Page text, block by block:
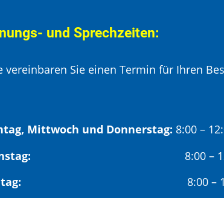
und Sprechzeiten:
vereinbaren Sie einen Termin für Ihren
Mittwoch und Donnerstag: 8:00 –
8:00 –
8:00 –